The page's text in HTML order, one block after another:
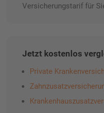
Versicherungstarif für
Jetzt kostenlos
Private